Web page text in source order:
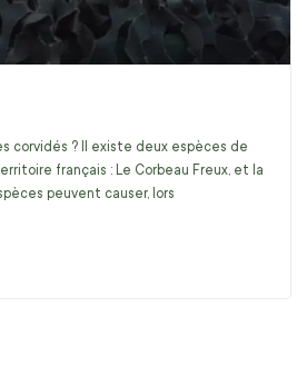
corvidés ? Il existe deux espèces de
français : Le Corbeau Freux, et la
peuvent causer, lors